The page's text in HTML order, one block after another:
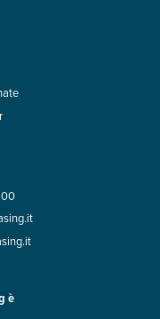
è